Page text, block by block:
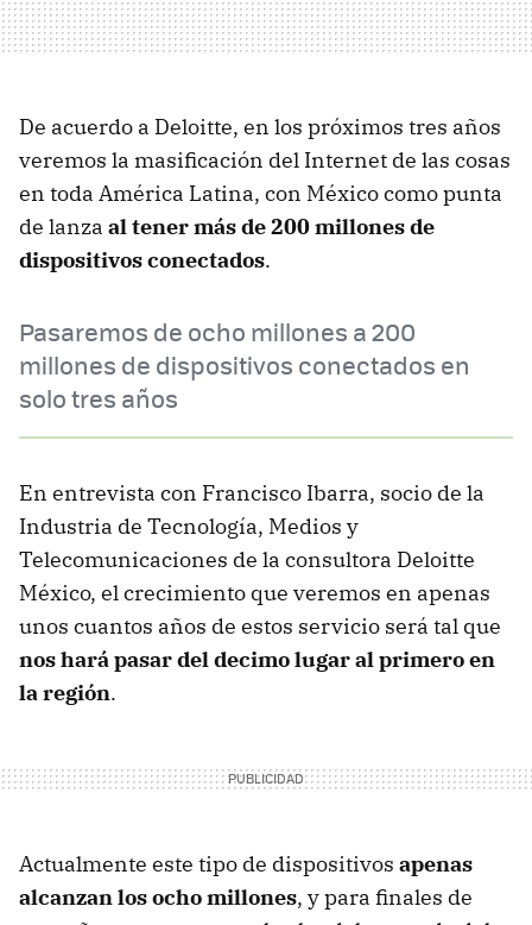
De acuerdo a Deloitte, en los próximos tres años
veremos la masificación del Internet de las cosas
en toda América Latina, con México como punta
de lanza al tener más de 200 millones de
dispositivos conectados.
Pasaremos de ocho millones a 200
millones de dispositivos conectados en
solo tres años
En entrevista con Francisco Ibarra, socio de la
Industria de Tecnología, Medios y
Telecomunicaciones de la consultora Deloitte
México, el crecimiento que veremos en apenas
unos cuantos años de estos servicio será tal que
nos hará pasar del decimo lugar al primero en
la región.
Actualmente este tipo de dispositivos apenas
alcanzan los ocho millones, y para finales de